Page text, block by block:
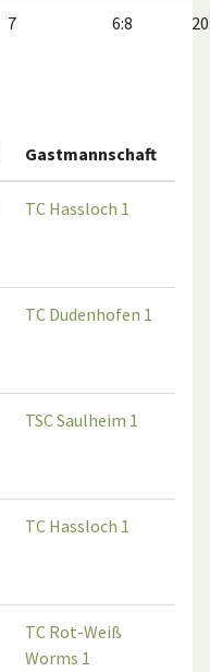
7 6:8
Gastmannschaft
TC Hassloch 1
TC Dudenhofen 1
TSC Saulheim 1
TC Hassloch 1
TC Rot-Weiß
Worms 1